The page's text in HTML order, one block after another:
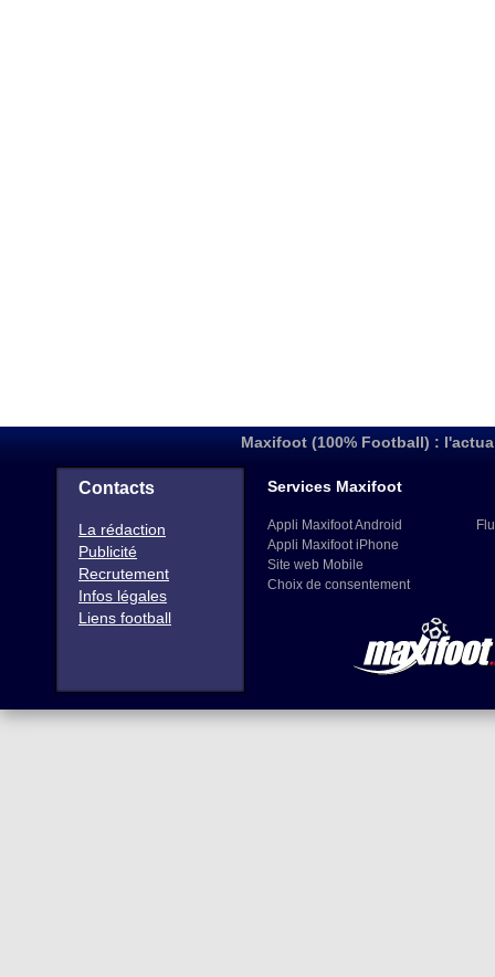
Maxifoot (100% Football) :
Contacts
La rédaction
Publicité
Recrutement
Infos légales
Liens football
Services Maxifoot
Appli Maxifoot Android
Appli Maxifoot iPhone
Site web Mobile
Choix de consentement